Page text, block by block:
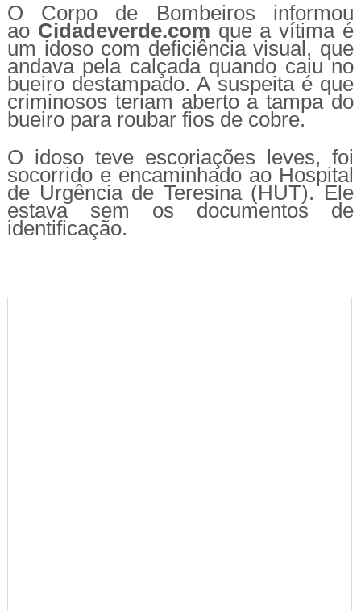
O Corpo de Bombeiros informou
ao Cidadeverde.com que a vítima é
um idoso com deficiência visual, que
andava pela calçada quando caiu no
bueiro destampado. A suspeita é que
criminosos teriam aberto a tampa do
bueiro para roubar fios de cobre.
O idoso teve escoriações leves, foi
socorrido e encaminhado ao Hospital
de Urgência de Teresina (HUT). Ele
estava sem os documentos de
identificação.